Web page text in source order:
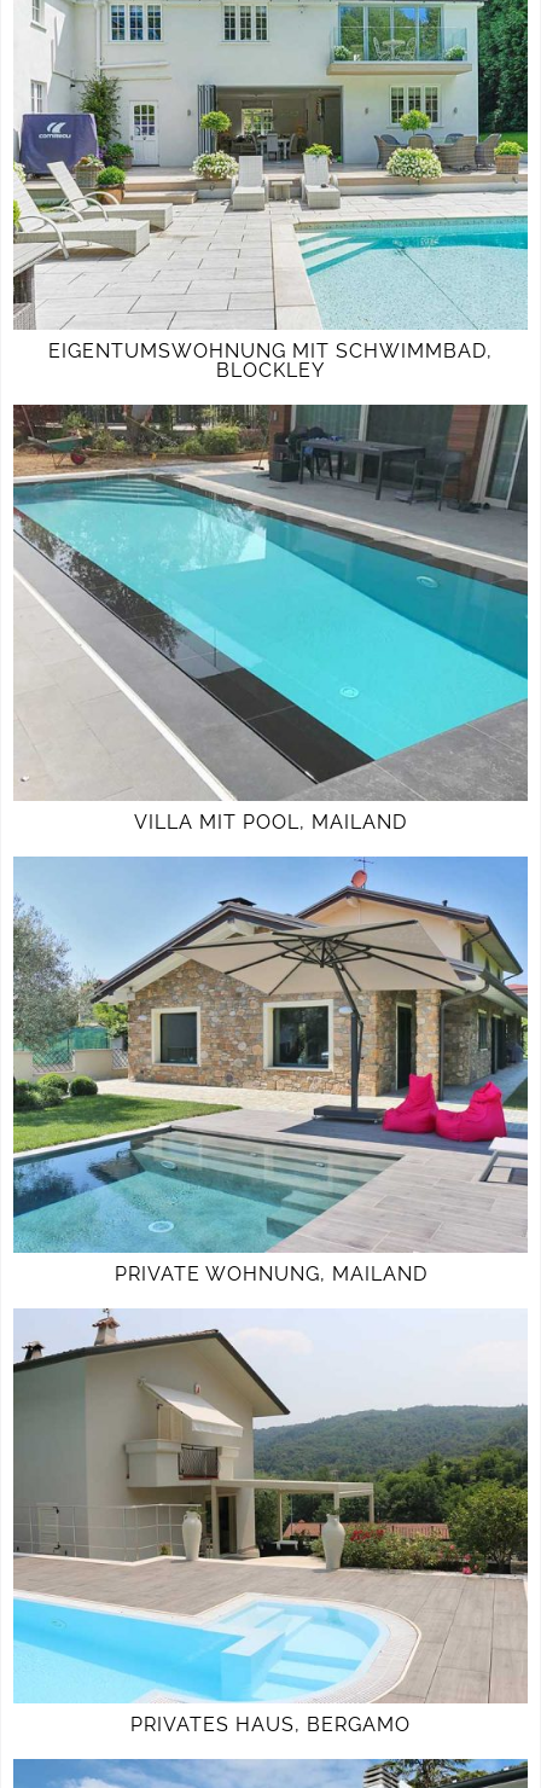
EIGENTUMSWOHNUNG MIT SCHWIMMBAD,
BLOCKLEY
VILLA MIT POOL, MAILAND
PRIVATE WOHNUNG, MAILAND
PRIVATES HAUS, BERGAMO